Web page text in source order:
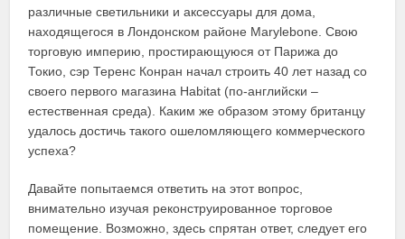
различные светильники и аксессуары для дома,
находящегося в Лондонском районе Marylebone. Свою
торговую империю, простирающуюся от Парижа до
Токио, сэр Теренс Конран начал строить 40 лет назад со
своего первого магазина Habitat (по-английски –
естественная среда). Каким же образом этому британцу
удалось достичь такого ошеломляющего коммерческого
успеха?
Давайте попытаемся ответить на этот вопрос,
внимательно изучая реконструированное торговое
помещение. Возможно, здесь спрятан ответ, следует его